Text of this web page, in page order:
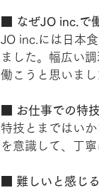
■ なぜJO inc.で
JO inc.には日本
ました。幅広い
働こうと思いまし
■ お仕事での特
特技とまではい
を意識して、丁
■ 難しいと感じ